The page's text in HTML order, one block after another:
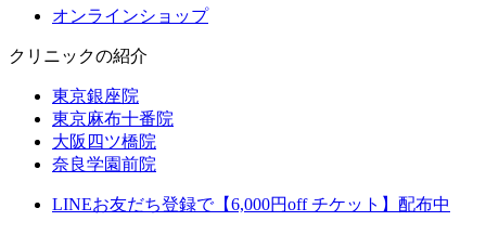
オンラインショップ
クリニックの紹介
東京銀座院
東京麻布十番院
大阪四ツ橋院
奈良学園前院
LINEお友だち登録で【6,000円off チケット】配布中